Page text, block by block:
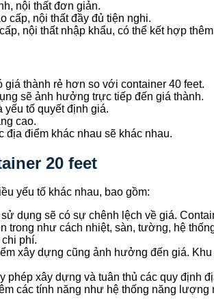
nội thất đơn giản.
cấp, nội thất đầy đủ tiện nghi.
nội thất nhập khẩu, có thể kết hợp
thành rẻ hơn so với container 40 feet.
sẽ ảnh hưởng trực tiếp đến giá thành.
tố quyết định giá.
cao.
địa điểm khác nhau sẽ khác nhau.
20 feet
yếu tố khác nhau, bao gồm:
dụng sẽ có sự chênh lệch về giá.
trong như cách nhiệt, sàn, tường, hệ
phí.
xây dựng cũng ảnh hưởng đến giá.
phép xây dựng và tuân thủ các quy định
các tính năng như hệ thống năng